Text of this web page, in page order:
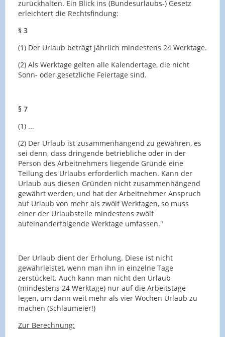
zurückhalten. Ein Blick ins (Bundesurlaubs-) Gesetz
erleichtert die Rechtsfindung:
§ 3
(1) Der Urlaub beträgt jährlich mindestens 24 Werktage.
(2) Als Werktage gelten alle Kalendertage, die nicht
Sonn- oder gesetzliche Feiertage sind.
§ 7
(1) ...
(2) Der Urlaub ist zusammenhängend zu gewähren, es
sei denn, dass dringende betriebliche oder in der
Person des Arbeitnehmers liegende Gründe eine
Teilung des Urlaubs erforderlich machen. Kann der
Urlaub aus diesen Gründen nicht zusammenhängend
gewährt werden, und hat der Arbeitnehmer Anspruch
auf Urlaub von mehr als zwölf Werktagen, so muss
einer der Urlaubsteile mindestens zwölf
aufeinanderfolgende Werktage umfassen."
Der Urlaub dient der Erholung. Diese ist nicht
gewährleistet, wenn man ihn in einzelne Tage
zerstückelt. Auch kann man nicht den Urlaub
(mindestens 24 Werktage) nur auf die Arbeitstage
legen, um dann weit mehr als vier Wochen Urlaub zu
machen (Schlaumeier!)
Zur Berechnung: